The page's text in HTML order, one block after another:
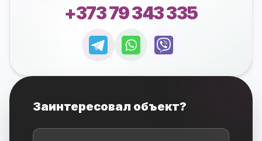
+373 79 343 335
Заинтересовал объект?